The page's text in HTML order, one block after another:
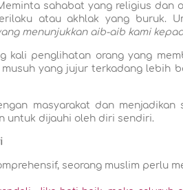
sahabat yang religius dan
atau akhlak yang buruk.
menunjukkan aib-aib kami
kali penglihatan orang yang
yang jujur terkadang lebih
masyarakat dan
untuk dijauhi oleh diri sendiri.
seorang muslim perlu